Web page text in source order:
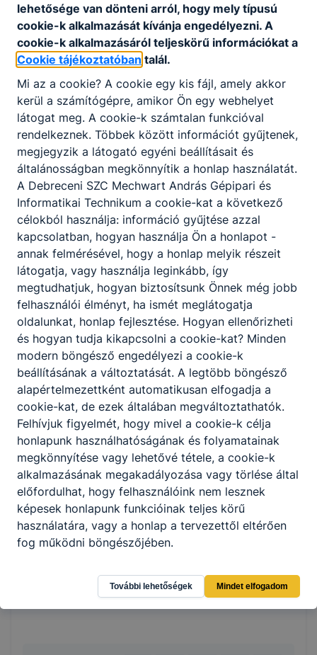
lehetősége van dönteni arról, hogy mely típusú
cookie-k alkalmazását kívánja engedélyezni. A
cookie-k alkalmazásáról teljeskörű információkat a
Cookie tájékoztatóban talál.
Mi az a cookie? A cookie egy kis fájl, amely akkor
kerül a számítógépre, amikor Ön egy webhelyet
látogat meg. A cookie-k számtalan funkcióval
rendelkeznek. Többek között információt gyűjtenek,
megjegyzik a látogató egyéni beállításait és
általánosságban megkönnyítik a honlap használatát.
A Debreceni SZC Mechwart András Gépipari és
Informatikai Technikum a cookie-kat a következő
célokból használja: információ gyűjtése azzal
kapcsolatban, hogyan használja Ön a honlapot -
annak felmérésével, hogy a honlap melyik részeit
látogatja, vagy használja leginkább, így
megtudhatjuk, hogyan biztosítsunk Önnek még jobb
felhasználói élményt, ha ismét meglátogatja
oldalunkat, honlap fejlesztése. Hogyan ellenőrizheti
és hogyan tudja kikapcsolni a cookie-kat? Minden
modern böngésző engedélyezi a cookie-k
beállításának a változtatását. A legtöbb böngésző
alapértelmezettként automatikusan elfogadja a
cookie-kat, de ezek általában megváltoztathatók.
Felhívjuk figyelmét, hogy mivel a cookie-k célja
honlapunk használhatóságának és folyamatainak
megkönnyítése vagy lehetővé tétele, a cookie-k
alkalmazásának megakadályozása vagy törlése által
előfordulhat, hogy felhasználóink nem lesznek
képesek honlapunk funkcióinak teljes körű
használatára, vagy a honlap a tervezettől eltérően
fog működni böngészőjében.
További lehetőségek Mindet elfogadom